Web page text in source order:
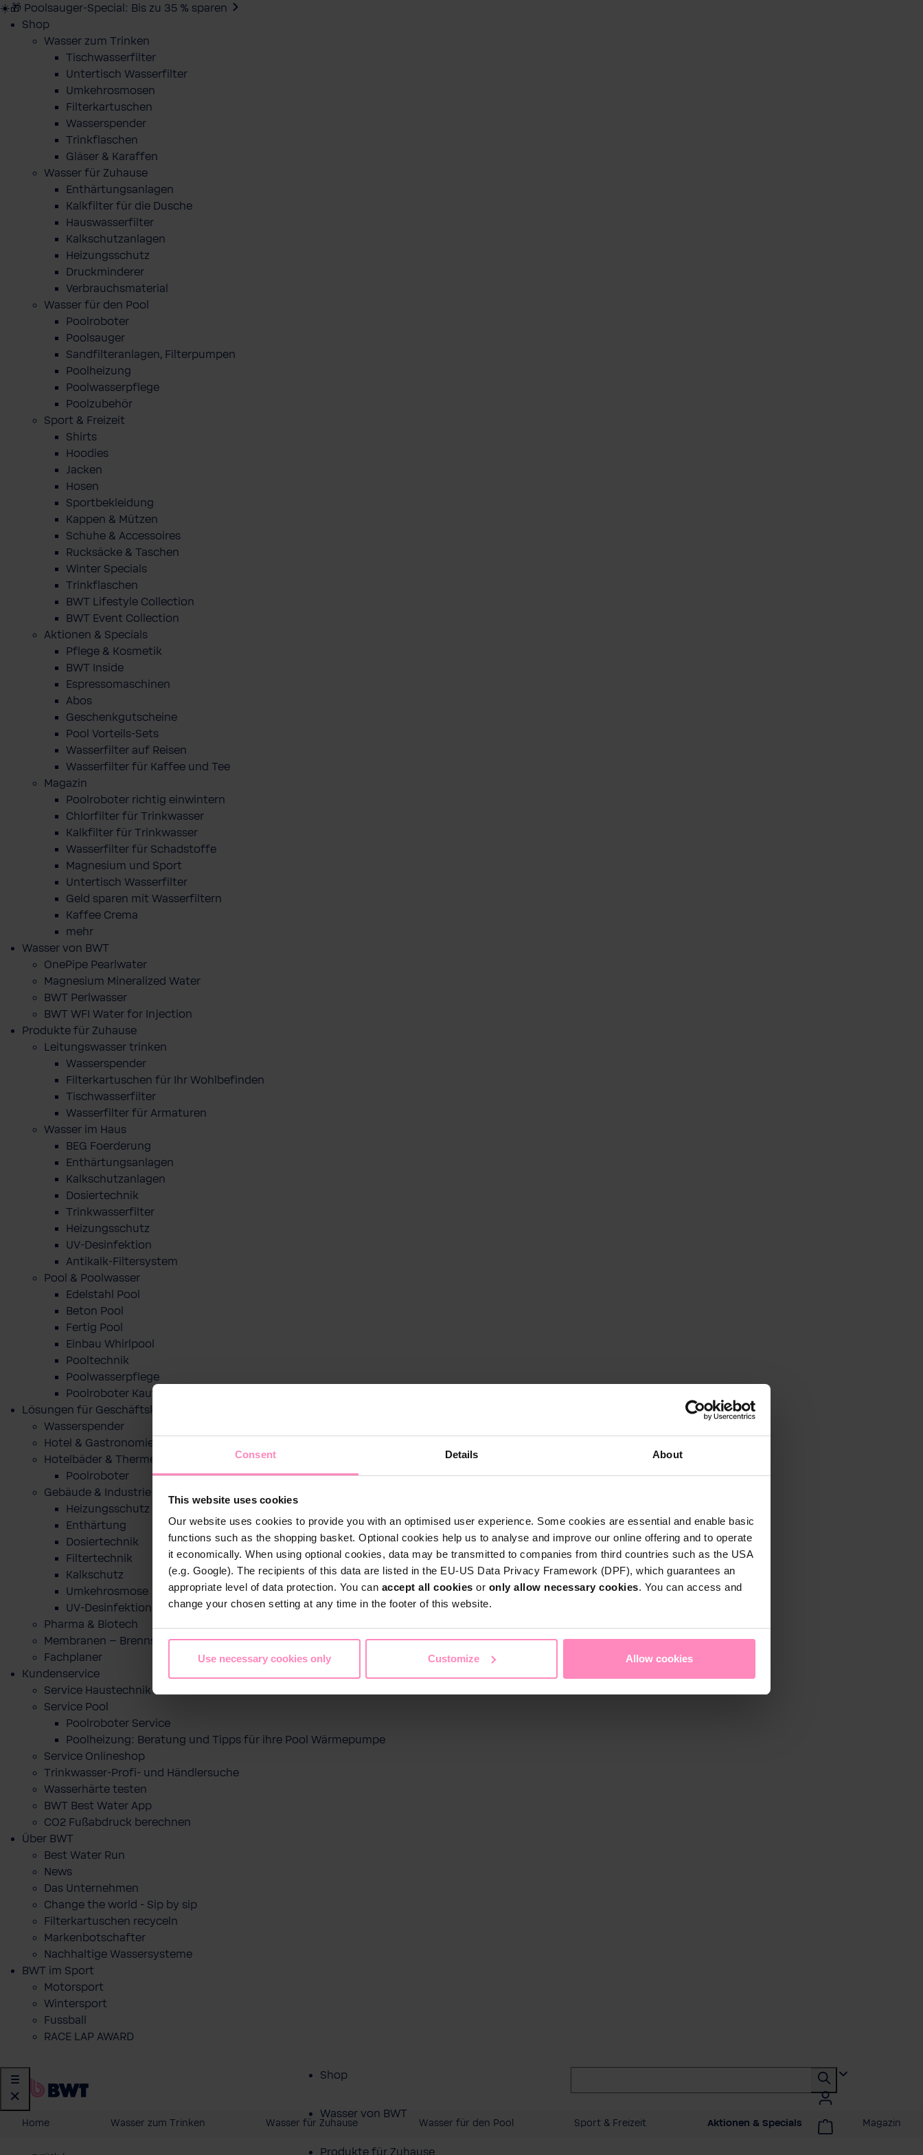
Consent Details About
This website uses cookies
Our website uses cookies to provide you with an optimised user experience. Some cookies are essential and enable basic
functions such as the shopping basket. Optional cookies help us to analyse and improve our online offering and to operate
it economically. When using optional cookies, data may be transmitted to companies from third countries such as the USA
(e.g. Google). The recipients of this data are listed in the EU-US Data Privacy Framework (DPF), which guarantees an
appropriate level of data protection. You can accept all cookies or only allow necessary cookies. You can access and
change your chosen setting at any time in the footer of this website.
Use necessary cookies only Customize Allow cookies
☀️🎁 Poolsauger-Special: Bis zu 35 % sparen
Shop
Wasser zum Trinken
Tischwasserfilter
Untertisch Wasserfilter
Umkehrosmosen
Filterkartuschen
Wasserspender
Trinkflaschen
Gläser & Karaffen
Wasser für Zuhause
Enthärtungsanlagen
Kalkfilter für die Dusche
Hauswasserfilter
Kalkschutzanlagen
Heizungsschutz
Druckminderer
Verbrauchsmaterial
Wasser für den Pool
Poolroboter
Poolsauger
Sandfilteranlagen, Filterpumpen
Poolheizung
Poolwasserpflege
Poolzubehör
Sport & Freizeit
Shirts
Hoodies
Jacken
Hosen
Sportbekleidung
Kappen & Mützen
Schuhe & Accessoires
Rucksäcke & Taschen
Winter Specials
Trinkflaschen
BWT Lifestyle Collection
BWT Event Collection
Aktionen & Specials
Pflege & Kosmetik
BWT Inside
Espressomaschinen
Abos
Geschenkgutscheine
Pool Vorteils-Sets
Wasserfilter auf Reisen
Wasserfilter für Kaffee und Tee
Magazin
Poolroboter richtig einwintern
Chlorfilter für Trinkwasser
Kalkfilter für Trinkwasser
Wasserfilter für Schadstoffe
Magnesium und Sport
Untertisch Wasserfilter
Geld sparen mit Wasserfiltern
Kaffee Crema
mehr
Wasser von BWT
OnePipe Pearlwater
Magnesium Mineralized Water
BWT Perlwasser
BWT WFI Water for Injection
Produkte für Zuhause
Leitungswasser trinken
Wasserspender
Filterkartuschen für Ihr Wohlbefinden
Tischwasserfilter
Wasserfilter für Armaturen
Wasser im Haus
BEG Foerderung
Enthärtungsanlagen
Kalkschutzanlagen
Dosiertechnik
Trinkwasserfilter
Heizungsschutz
UV-Desinfektion
Antikalk-Filtersystem
Pool & Poolwasser
Edelstahl Pool
Beton Pool
Fertig Pool
Einbau Whirlpool
Pooltechnik
Poolwasserpflege
Poolroboter Kaufberatung und Tipps
Lösungen für Geschäftskunden
Wasserspender
Hotel & Gastronomie
Hotelbäder & Thermen
Poolroboter
Gebäude & Industrie
Heizungsschutz
Enthärtung
Dosiertechnik
Filtertechnik
Kalkschutz
Umkehrosmose
UV-Desinfektion
Pharma & Biotech
Membranen – Brennstoffzelle
Fachplaner
Kundenservice
Service Haustechnik
Service Pool
Poolroboter Service
Poolheizung: Beratung und Tipps für ihre Pool Wärmepumpe
Service Onlineshop
Trinkwasser-Profi- und Händlersuche
Wasserhärte testen
BWT Best Water App
CO2 Fußabdruck berechnen
Über BWT
Best Water Run
News
Das Unternehmen
Change the world - Sip by sip
Filterkartuschen recyceln
Markenbotschafter
Nachhaltige Wassersysteme
BWT im Sport
Motorsport
Wintersport
Fussball
RACE LAP AWARD
Shop
Wasser von BWT
Produkte für Zuhause
Home Wasser zum Trinken Wasser für Zuhause Wasser für den Pool Sport & Freizeit Aktionen & Specials Magazin